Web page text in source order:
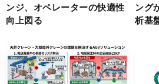
ンジ、オペレーターの快適性
向上図る
ング
析基